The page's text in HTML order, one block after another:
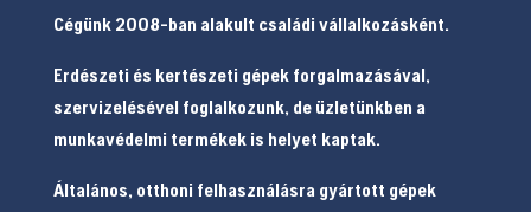
Cégünk 2008-ban alakult családi vállalkozásként.
Erdészeti és kertészeti gépek forgalmazásával,
szervizelésével foglalkozunk, de üzletünkben a
munkavédelmi termékek is helyet kaptak.
Általános, otthoni felhasználásra gyártott gépek